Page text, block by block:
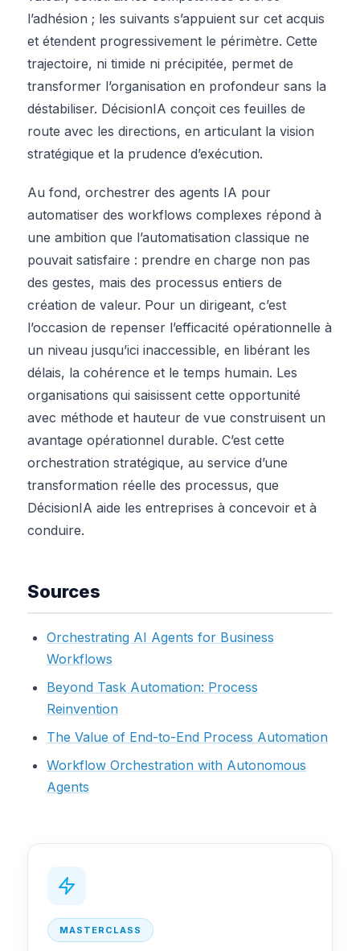
l’adhésion ; les suivants s’appuient sur cet acquis
et étendent progressivement le périmètre. Cette
trajectoire, ni timide ni précipitée, permet de
transformer l’organisation en profondeur sans la
déstabiliser. DécisionIA conçoit ces feuilles de
route avec les directions, en articulant la vision
stratégique et la prudence d’exécution.
Au fond, orchestrer des agents IA pour
automatiser des workflows complexes répond à
une ambition que l’automatisation classique ne
pouvait satisfaire : prendre en charge non pas
des gestes, mais des processus entiers de
création de valeur. Pour un dirigeant, c’est
l’occasion de repenser l’efficacité opérationnelle à
un niveau jusqu’ici inaccessible, en libérant les
délais, la cohérence et le temps humain. Les
organisations qui saisissent cette opportunité
avec méthode et hauteur de vue construisent un
avantage opérationnel durable. C’est cette
orchestration stratégique, au service d’une
transformation réelle des processus, que
DécisionIA aide les entreprises à concevoir et à
conduire.
Sources
Orchestrating AI Agents for Business
Workflows
Beyond Task Automation: Process
Reinvention
The Value of End-to-End Process Automation
Workflow Orchestration with Autonomous
Agents
MASTERCLASS